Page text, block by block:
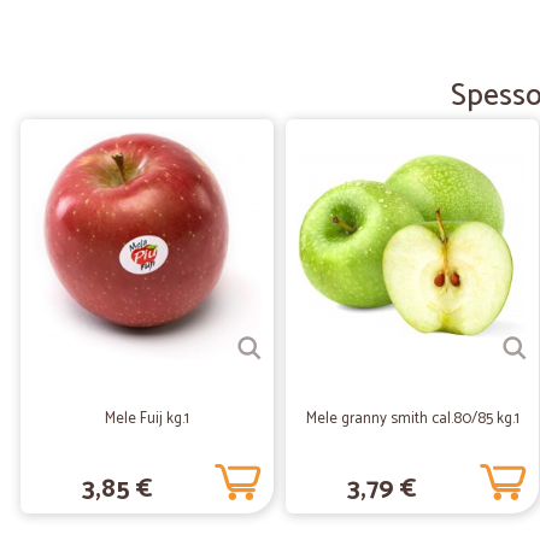
Mele Fuij kg.1
3,85 €
Mele granny smith cal.80/85 kg.1
3,79 €